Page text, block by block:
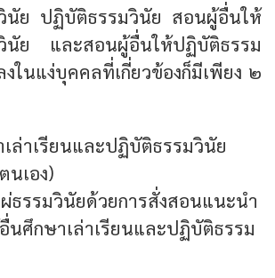
วินัย ปฏิบัติธรรมวินัย สอนผู้อื่นให้
วินัย และสอนผู้อื่นให้ปฏิบัติธรรม
ในแง่บุคคลที่เกี่ยวข้องก็มีเพียง ๒
ล่าเรียนและปฏิบัติธรรมวินัย
นเอง)
ธรรมวินัยด้วยการสั่งสอนแนะนำ
นศึกษาเล่าเรียนและปฏิบัติธรรม